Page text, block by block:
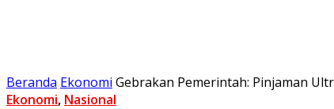
Beranda Ekonomi Gebrakan Pemerintah: Pinjaman
Ekonomi, Nasional